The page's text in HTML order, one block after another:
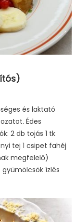
és laktató
Édes
2 db tojás 1 tk
tej 1 csipet fahéj
megfelelő)
ízlés